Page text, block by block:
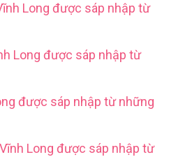
Long được sáp nhập từ
Long được sáp nhập từ
được sáp nhập từ những
Long được sáp nhập từ